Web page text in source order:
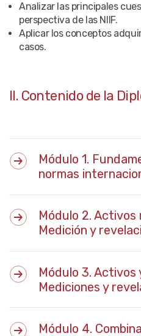
Analizar las principales
perspectiva de las NIIF.
Aplicar los conceptos
casos.
II. Contenido de la
Módulo 1.
normas
Módulo 2. Activos
Medición y
Módulo 3. Activos
Mediciones y
Módulo 4.